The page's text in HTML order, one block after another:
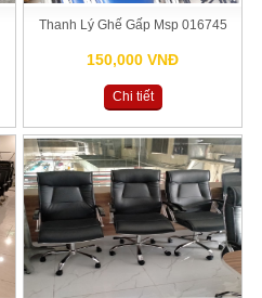
Thanh Lý Ghế Gấp Msp 016745
150,000 VNĐ
Chi tiết